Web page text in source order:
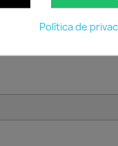
Política de